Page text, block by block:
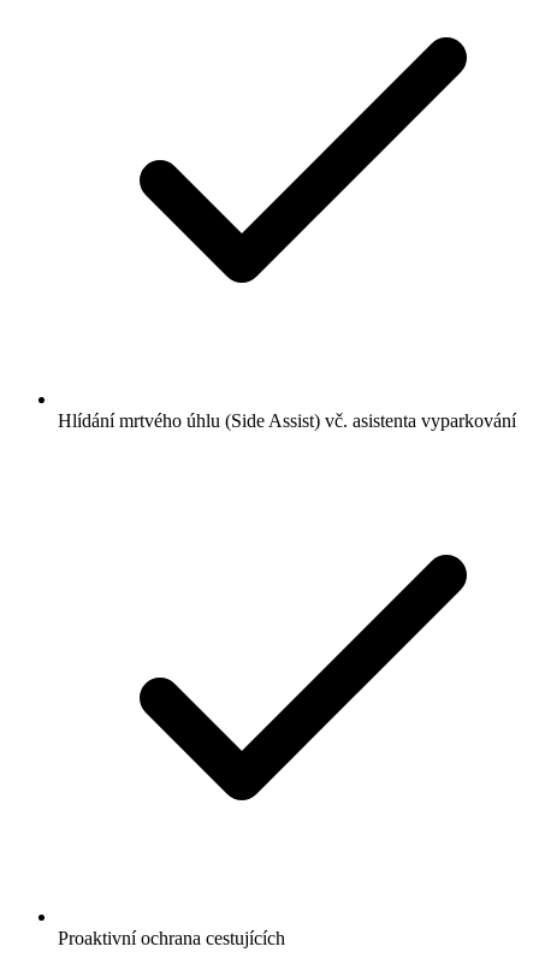
Hlídání mrtvého úhlu (Side Assist) vč. asistenta vyparkování
Proaktivní ochrana cestujících